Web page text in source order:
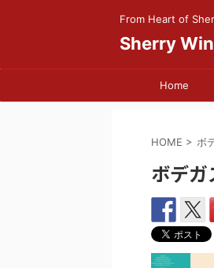
From Heart of
Sherry
Home
HOME > ボ
ボデ